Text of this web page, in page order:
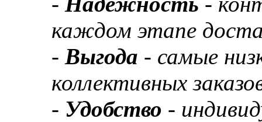
каждом этапе
- Выгода - самые
коллективных
- Удобство -